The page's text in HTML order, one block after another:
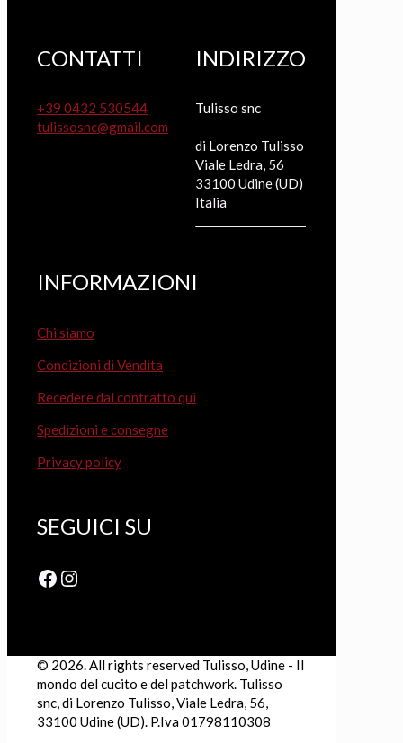
CONTATTI
+39 0432 530544
tulissosnc@gmail.com
INDIRIZZO
Tulisso snc
di Lorenzo Tulisso
Viale Ledra, 56
33100 Udine (UD)
Italia
INFORMAZIONI
Chi siamo
Condizioni di Vendita
Recedere dal contratto qui
Spedizioni e consegne
Privacy policy
SEGUICI SU
Facebook
Instagram
© 2026. All rights reserved Tulisso, Udine - Il
mondo del cucito e del patchwork. Tulisso
snc, di Lorenzo Tulisso, Viale Ledra, 56,
33100 Udine (UD). P.Iva 01798110308